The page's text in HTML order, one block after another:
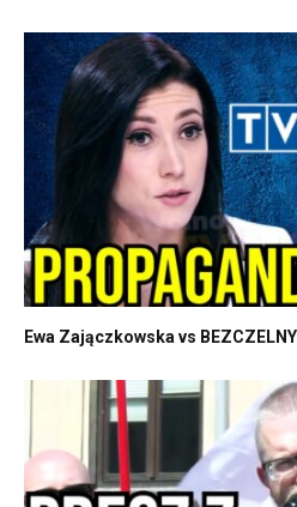
Ewa Zajączkowska vs